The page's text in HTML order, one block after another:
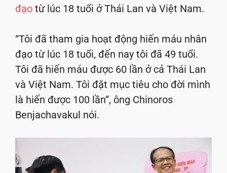
đạo từ lúc 18 tuổi ở Thái Lan và Việt Nam.
“Tôi đã tham gia hoạt động hiến máu nhân
đạo từ lúc 18 tuổi, đến nay tôi đã 49 tuổi.
Tôi đã hiến máu được 60 lần ở cả Thái Lan
và Việt Nam. Tôi đặt mục tiêu cho đời mình
là hiến được 100 lần”, ông Chinoros
Benjachavakul nói.